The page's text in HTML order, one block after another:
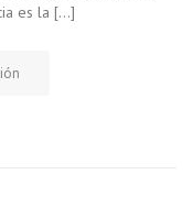
es la […]